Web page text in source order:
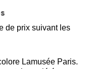
de prix suivant les
Lamusée Paris.